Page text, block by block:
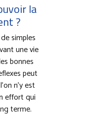
la
?
simples
une vie
bonnes
peut
n’y est
effort qui
terme.